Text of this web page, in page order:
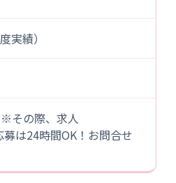
績）
その際、求人
は24時間OK！お問合せ